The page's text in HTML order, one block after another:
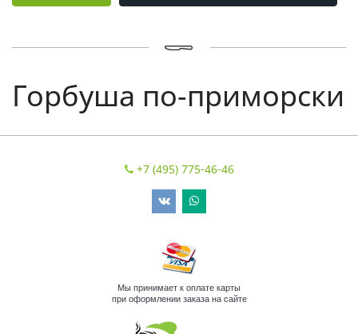
Горбуша по-приморски
+7 (495) 775-46-46
Мы принимает к оплате карты
при оформлении заказа на сайте